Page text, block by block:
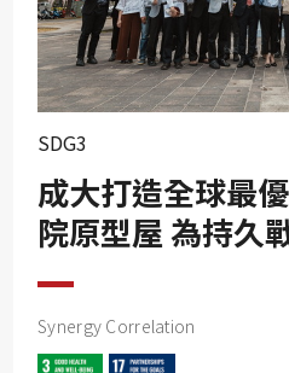
SDG7
SDG8
SDG9
SDG3
成大打造全球最
院原型屋 為持久
Synergy Correlation